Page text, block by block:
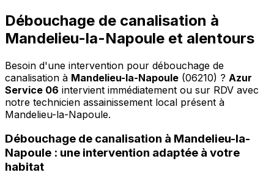
Débouchage de canalisation à
Mandelieu-la-Napoule et alentours
Besoin d'une intervention pour débouchage de
canalisation à Mandelieu-la-Napoule (06210) ? Azur
Service 06 intervient immédiatement ou sur RDV avec
notre technicien assainissement local présent à
Mandelieu-la-Napoule.
Débouchage de canalisation à Mandelieu-la-
Napoule : une intervention adaptée à votre
habitat